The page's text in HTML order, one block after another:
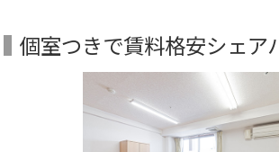
個室つきで賃料格安シェア